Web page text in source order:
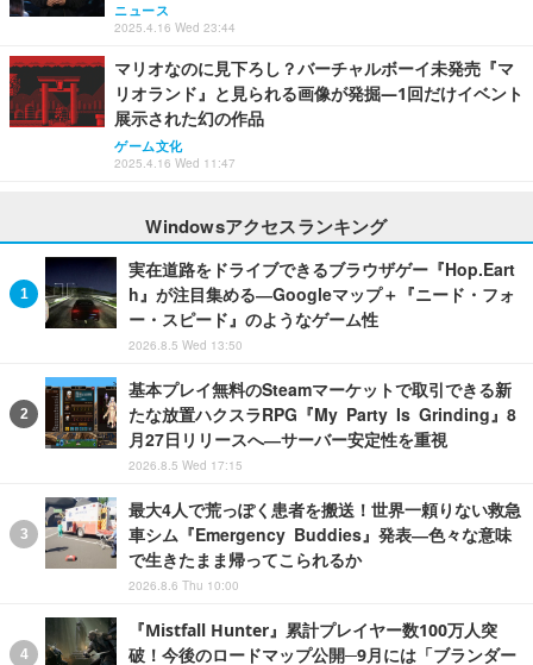
ニュース
2025.4.16 Wed 23:44
マリオなのに見下ろし？バーチャルボーイ未発売『マ
リオランド』と見られる画像が発掘―1回だけイベント
展示された幻の作品
ゲーム文化
2025.4.16 Wed 11:47
Windowsアクセスランキング
実在道路をドライブできるブラウザゲー『Hop.Eart
h』が注目集める―Googleマップ＋『ニード・フォ
ー・スピード』のようなゲーム性
2026.8.5 Wed 13:50
基本プレイ無料のSteamマーケットで取引できる新
たな放置ハクスラRPG『My Party Is Grinding』8
月27日リリースへ―サーバー安定性を重視
2026.8.5 Wed 17:15
最大4人で荒っぽく患者を搬送！世界一頼りない救急
車シム『Emergency Buddies』発表―色々な意味
で生きたまま帰ってこられるか
2026.8.6 Thu 10:00
『Mistfall Hunter』累計プレイヤー数100万人突
破！今後のロードマップ公開─9月には「ブランダー